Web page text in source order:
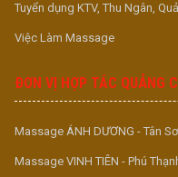
Tuyển dụng KTV, Thu Ngân,
Việc Làm Massage
ĐƠN VỊ HỢP TÁC QUẢNG
Massage ÁNH DƯƠNG - Tân
Massage VINH TIÊN - Phú